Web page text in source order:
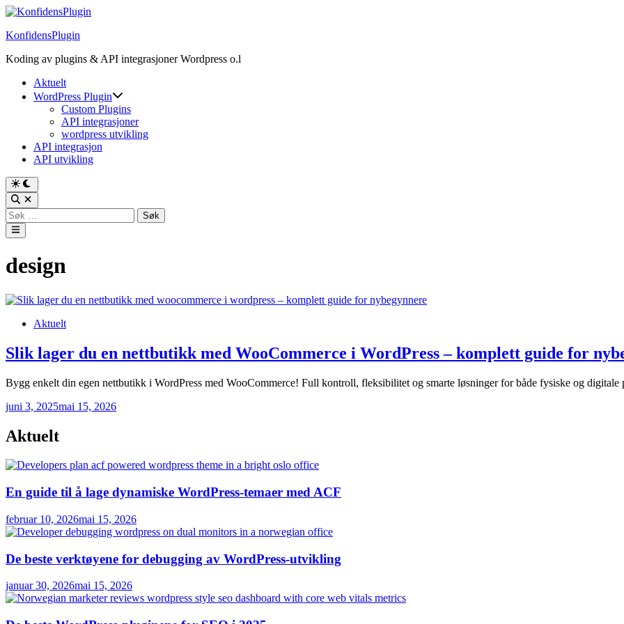
Skip
content
KonfidensPlugin
Koding av plugins & API integrasjoner Wordpress o.l
Aktuelt
WordPress Plugin
Custom Plugins
API integrasjoner
wordpress utvikling
API integrasjon
API utvikling
Switch
to
dark
mode
Open
Search
Søk
etter:
Main
Menu
design
Posted Aktuelt
Slik lager du en nettbutikk med WooCommerce i WordPress – komplett guide for
Bygg enkelt din egen nettbutikk i WordPress med WooCommerce! Full kontroll, fleksibilitet og smarte løsninger for både fysiske og digitale
juni 3, 2025mai 15, 2026
Aktuelt
En guide til å lage dynamiske WordPress-temaer med ACF
februar 10, 2026mai 15, 2026
De beste verktøyene for debugging av WordPress-utvikling
januar 30, 2026mai 15, 2026